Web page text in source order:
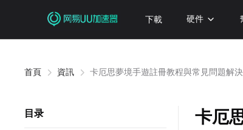
下載 硬件
首頁 資訊 卡厄思夢境手遊註冊教程與常見問題解決
目录 卡厄